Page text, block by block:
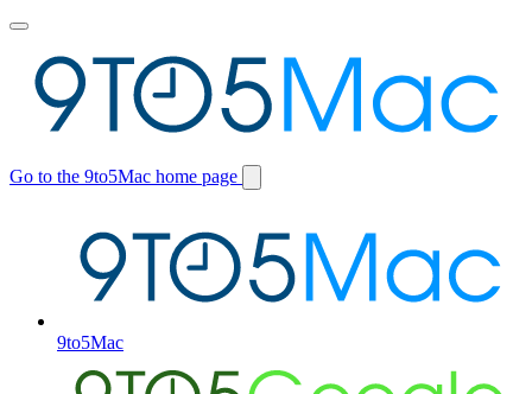
Toggle
menu
Go to the 9to5Mac home page
Switch
9to5Mac